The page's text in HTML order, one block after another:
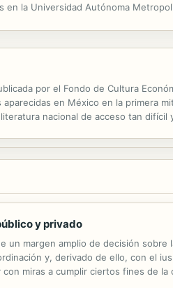
en la Universidad Autónoma
por el Fondo de Cultura
en México en la primera
nacional de acceso tan
y privado
margen amplio de decisión
y, derivado de ello, con el
miras a cumplir ciertos fines de